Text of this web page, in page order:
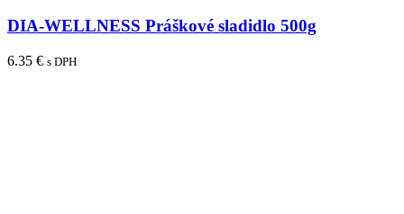
DIA-WELLNESS Práškové sladidlo 500g
6.35 € s DPH